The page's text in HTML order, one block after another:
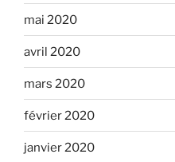
mai 2020
avril 2020
mars 2020
février 2020
janvier 2020